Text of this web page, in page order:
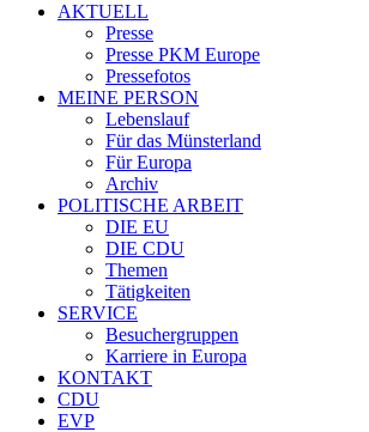
AKTUELL
Presse
Presse PKM Europe
Pressefotos
MEINE PERSON
Lebenslauf
Für das Münsterland
Für Europa
Archiv
POLITISCHE ARBEIT
DIE EU
DIE CDU
Themen
Tätigkeiten
SERVICE
Besuchergruppen
Karriere in Europa
KONTAKT
CDU
EVP